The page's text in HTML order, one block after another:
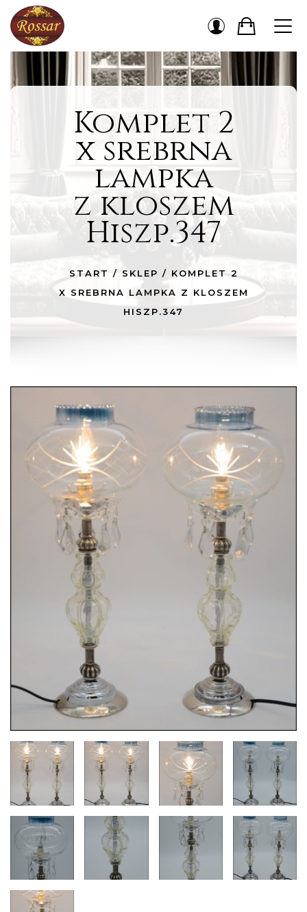
Komplet 2
x srebrna
lampka
z kloszem
Hiszp.347
START / SKLEP / KOMPLET 2
X SREBRNA LAMPKA Z KLOSZEM
HISZP.347